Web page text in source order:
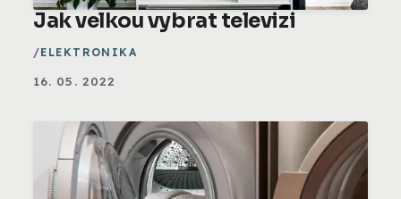
Jak velkou vybrat televizi
ELEKTRONIKA
16. 05. 2022